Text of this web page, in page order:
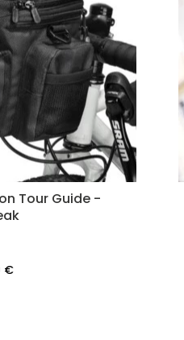
Tour Guide -
€